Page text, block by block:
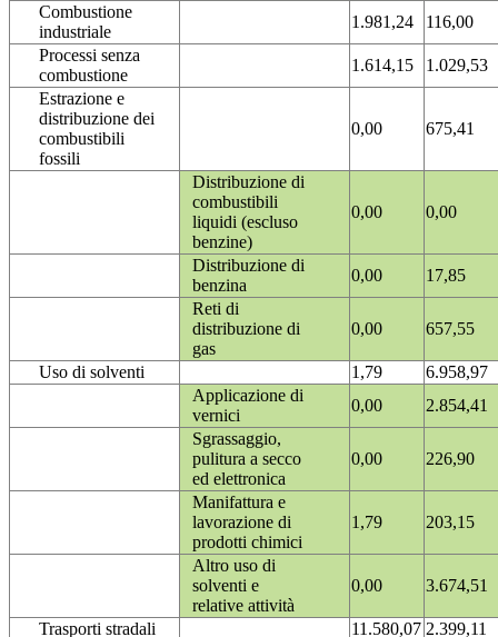
Combustione
industriale
1.981,24
116,00
Processi senza
combustione
1.614,15
1.029,53
Estrazione e
distribuzione dei
combustibili
fossili
0,00 675,41
Distribuzione di
combustibili
liquidi (escluso
benzine)
0,00 0,00
Distribuzione di
benzina
0,00
17,85
Reti di
distribuzione di
gas
0,00 657,55
Uso di solventi 1,79
6.958,97
Applicazione di
vernici
0,00
2.854,41
Sgrassaggio,
pulitura a secco
ed elettronica
0,00 226,90
Manifattura e
lavorazione di
prodotti chimici
1,79 203,15
Altro uso di
solventi e
relative attività
0,00 3.674,51
Trasporti stradali 11.580,07 2.399,11